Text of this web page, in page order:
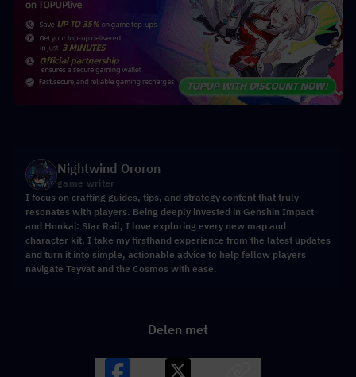
Nightwind Ororon
game writer
I focus on crafting guides, tips, and strategy content that truly
resonates with players. Being deeply invested in Genshin Impact
and Honkai: Star Rail, I love exploring every new map and
character kit. I take my firsthand experience from the latest updates
and turn it into simple, actionable advice to help fellow players
navigate Teyvat and the Cosmos with ease.
Delen met